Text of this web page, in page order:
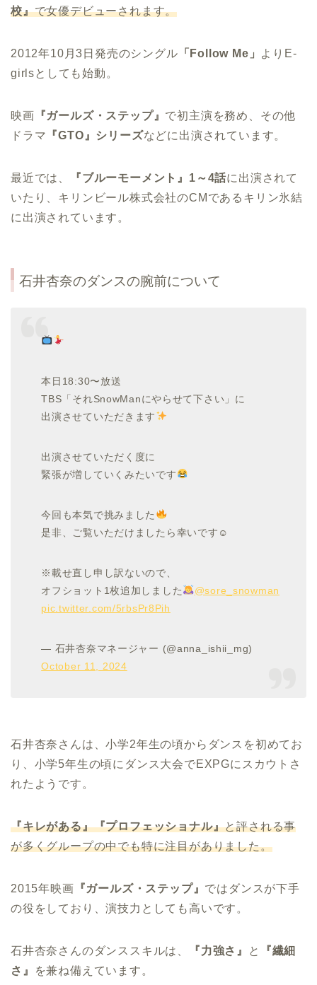
校』で女優デビューされます。
2012年10月3日発売のシングル 「Follow Me」 よりE-
girlsとしても始動。
映画 『ガールズ・ステップ』 で初主演を務め、その他
ドラマ 『GTO』シリーズなどに出演されています。
最近では、 『ブルーモーメント』1～4話に出演されて
いたり、キリンビール株式会社のCMであるキリン氷結
に出演されています。
石井杏奈のダンスの腕前について
本日18:30〜放送
TBS「それSnowManにやらせて下さい」に
出演させていただきます
出演させていただく度に
緊張が増していくみたいです
今回も本気で挑みました
是非、ご覧いただけましたら幸いです☺︎
※載せ直し申し訳ないので、
オフショット1枚追加しました
@sore_snowman
pic.twitter.com/5rbsPr8Pih
— 石井杏奈マネージャー (@anna_ishii_mg)
October 11, 2024
石井杏奈さんは、小学2年生の頃からダンスを初めてお
り、小学5年生の頃にダンス大会でEXPGにスカウトさ
れたようです。
『キレがある』『プロフェッショナル』と評される事
が多くグループの中でも特に注目がありました。
2015年映画 『ガールズ・ステップ』 ではダンスが下手
の役をしており、演技力としても高いです。
石井杏奈さんのダンススキルは、 『力強さ』 と
『繊細
さ』
を兼ね備えています。